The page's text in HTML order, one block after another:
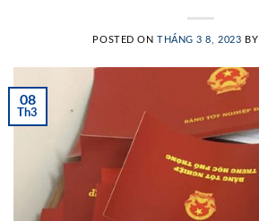
POSTED ONTHÁNG 3 8, 2023 BY
08
Th3